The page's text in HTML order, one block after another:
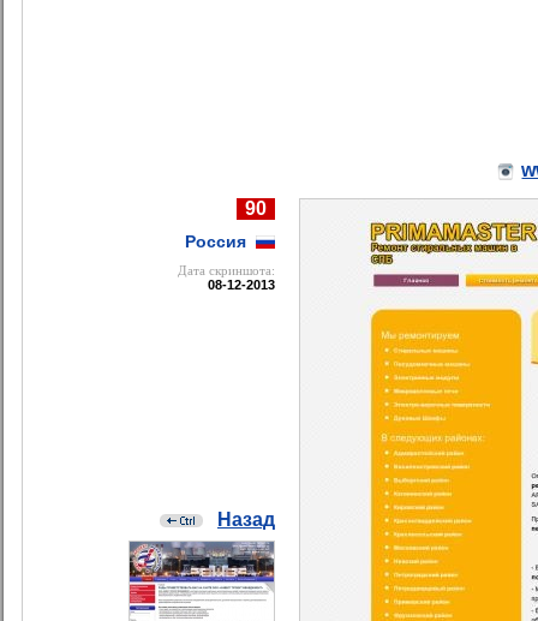
90
Россия
Дата cкриншота:
08-12-2013
Назад